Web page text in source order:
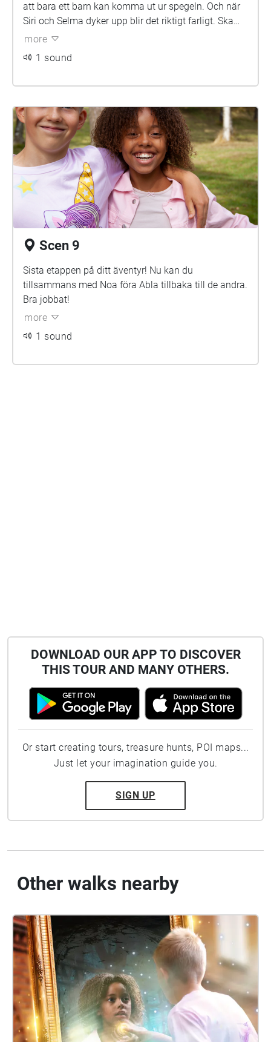
att bara ett barn kan komma ut ur spegeln. Och när
Siri och Selma dyker upp blir det riktigt farligt. Ska
också Noa hamna i spegelvärlden?
more
1 sound
Scen 9
Sista etappen på ditt äventyr! Nu kan du
tillsammans med Noa föra Abla tillbaka till de andra.
Bra jobbat!
more
1 sound
DOWNLOAD OUR APP TO DISCOVER
THIS TOUR AND MANY OTHERS.
Or start creating tours, treasure hunts, POI maps...
Just let your imagination guide you.
SIGN UP
Other walks nearby